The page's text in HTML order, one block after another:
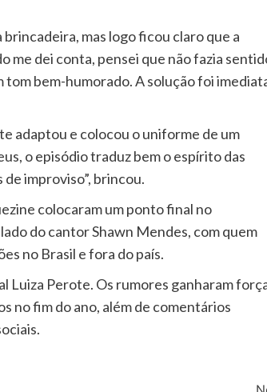
mas logo ficou claro que a
me dei conta, pensei que não fazia
tom bem-humorado. A solução foi
adaptou e colocou o uniforme de um
o episódio traduz bem o espírito das
improviso”, brincou.
colocaram um ponto final no
do cantor Shawn Mendes, com quem
no Brasil e fora do país.
Luiza Perote. Os rumores ganharam
no fim do ano, além de comentários